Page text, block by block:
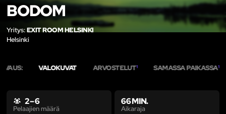
BODOM
Yritys:EXIT ROOM HELSINKI
Helsinki
VALOKUVAT ARVOSTELUT1 SAMASSA PAIKASSA1
2 – 6
Pelaajien määrä
66 MIN.
Aikaraja